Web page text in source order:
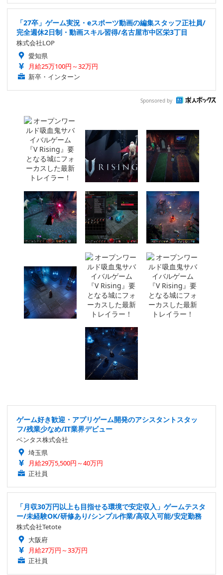
「27卒」ゲーム実況・eスポーツ動画の編集スタッフ正社員/
完全週休2日制・動画スキル習得/名古屋市中区栄3丁目
株式会社LOP
愛知県
月給25万100円～32万円
新卒・インターン
Sponsored by
ゲーム好き歓迎・アプリゲーム開発のアシスタントスタッ
フ/残業少なめ/IT業界デビュー
ベンタス株式会社
埼玉県
月給29万5,500円～40万円
正社員
「月収30万円以上も目指せる環境で安定収入」ゲームテスタ
ー/未経験OK/研修あり/シンプル作業/高収入可能/安定勤務
株式会社Tetote
大阪府
月給27万円～33万円
正社員